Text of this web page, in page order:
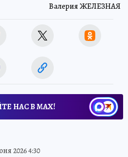
Валерия ЖЕЛЕЗНАЯ
НАС В МАХ!
2026 4:30